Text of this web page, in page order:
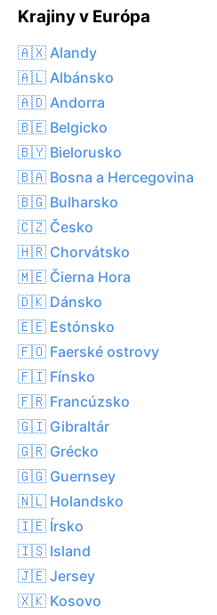
Krajiny v Európa
🇦🇽 Alandy
🇦🇱 Albánsko
🇦🇩 Andorra
🇧🇪 Belgicko
🇧🇾 Bielorusko
🇧🇦 Bosna a Hercegovina
🇧🇬 Bulharsko
🇨🇿 Česko
🇭🇷 Chorvátsko
🇲🇪 Čierna Hora
🇩🇰 Dánsko
🇪🇪 Estónsko
🇫🇴 Faerské ostrovy
🇫🇮 Fínsko
🇫🇷 Francúzsko
🇬🇮 Gibraltár
🇬🇷 Grécko
🇬🇬 Guernsey
🇳🇱 Holandsko
🇮🇪 Írsko
🇮🇸 Island
🇯🇪 Jersey
🇽🇰 Kosovo